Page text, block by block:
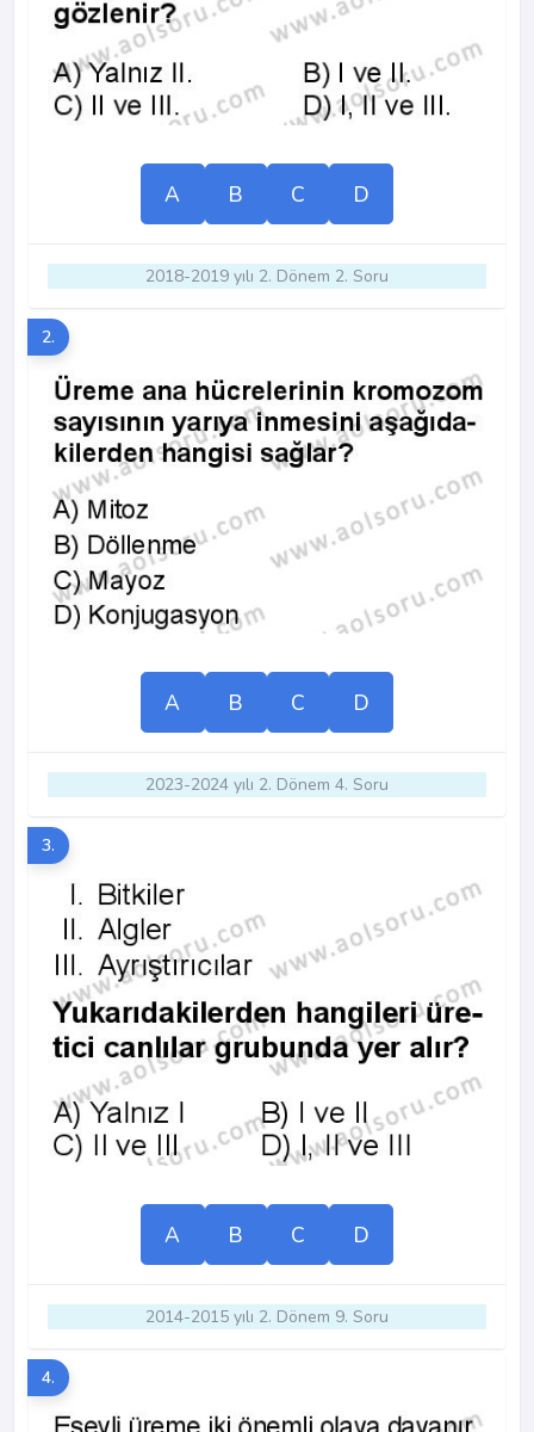
A B C D
2018-2019 yılı 2. Dönem 2. Soru
2.
A B C D
2023-2024 yılı 2. Dönem 4. Soru
3.
A B C D
2014-2015 yılı 2. Dönem 9. Soru
4.